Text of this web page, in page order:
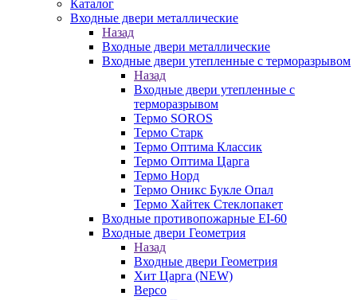
Каталог
Входные двери металлические
Назад
Входные двери металлические
Входные двери утепленные с терморазрывом
Назад
Входные двери утепленные с
терморазрывом
Термо SOROS
Термо Старк
Термо Оптима Классик
Термо Оптима Царга
Термо Норд
Термо Оникс Букле Опал
Термо Хайтек Стеклопакет
Входные противопожарные EI-60
Входные двери Геометрия
Назад
Входные двери Геометрия
Хит Царга (NEW)
Версо